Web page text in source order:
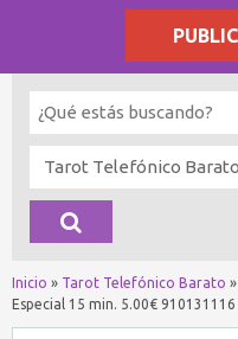
Inicio » Tarot Telefónico Barato »
Especial 15 min. 5.00€ 910131116